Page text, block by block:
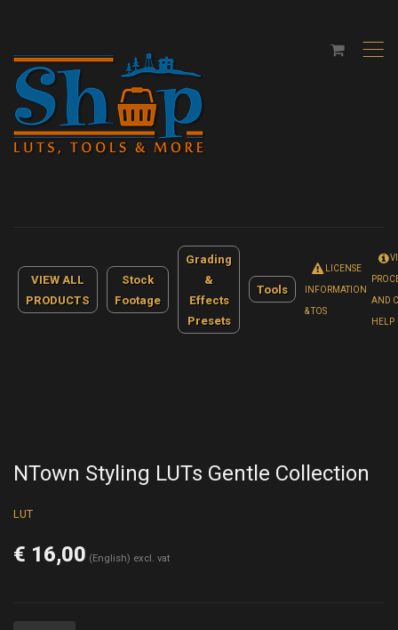
,
VIEW ALL
PRODUCTS
Stock
Footage
Grading
&
Effects
Presets
Tools
LICENSE
INFORMATION
& TOS
AND
HELP
NTown Styling LUTs Gentle Collection
LUT
€ 16,00 (English) excl. vat